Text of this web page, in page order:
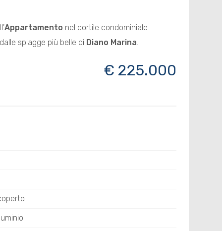
Appartamento nel cortile condominiale.
spiagge più belle di Diano Marina.
€ 225.000